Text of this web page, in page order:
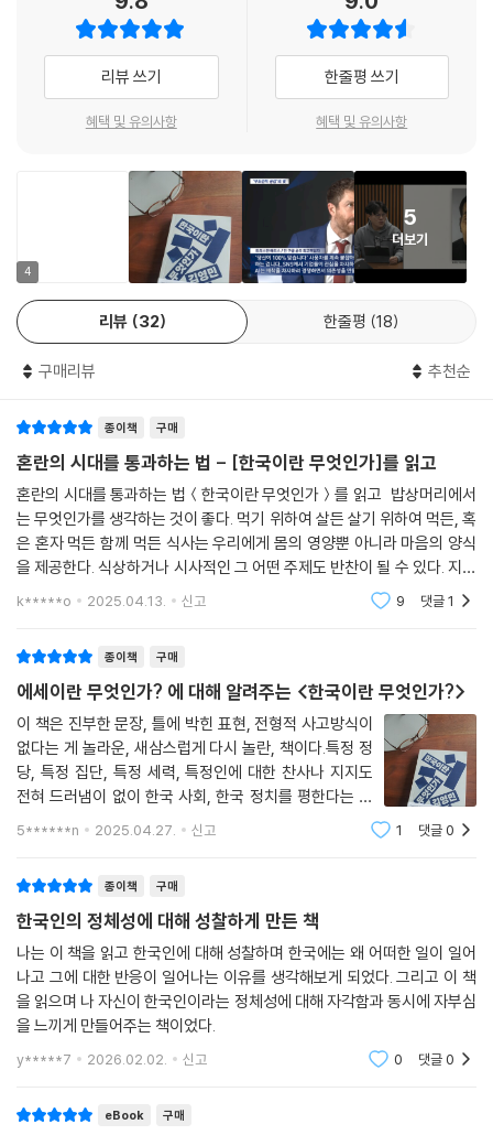
과거, 현재, 미래로 해부한
‘한국’이라는 사유의 대상
『한국이란 무엇인가』는 총 3부로 구성되어 있다. ‘한국의 과거’, ‘한국의 현
재’, ‘한국의 미래’라는 제목을 달고 있지만 단순한 시간 순서의 기술은 아
부 ‘한국의 과거’에서는 우리가 익히 알고 있다고 믿어온 개념들─홍익인
간, 단군신화, 삼국시대, 불교와 유교, 노비제도, 식민 체험 등─을 전혀 다
른 각도에서 재해석한다. 김영민 교수에 따르면 단군신화는 외부 문명에
의해 정복당한 민족의 기억일 수도 있고, 반대로 자존감을 지키기 위해 신
의 권위를 끌어온 정치적 서사일 수도 있다. 한편 ‘삼국시대’라는 개념은 김
부식이라는 고려 시대 엘리트에 의해 제시된 하나의 관점에 불구하며, 실
제로는 수십 개의 소국이 혼재했던 시대였다. 저자는 이를 통해 과거는 단
화한 ‘기억의 서사’임을 일깨운다.
2부 ‘한국의 현재’는 우리가 당연하게 여기고 살아온 현실의 구조적 취약함
을 집요하게 파헤친다. 한국 민주주의의 위기, 정당 정치의 무능과 정체, 언
론의 불신, 교육 제도의 실패, 개혁 담론의 무기력함 등 한국 사회를 이루는
제도적 기반이 얼마나 위태로운지를 진단하는 김영민 교수는 이런 현상들
을 단순한 기능적 결함으로 보지 않는다. 그는 ‘개혁’, ‘민주주의’, ‘정의’라는
말들이 점점 기존 의미를 잃어가고, 낡은 제도 역시 그것을 감당하지 못하
고 있다는 점을 지적한다. 이 무너지는 언어와 제도 사이에서 우리가 어디
3부 ‘한국의 미래’는 단순한 청사진 제시나 희망적 전망 대신, ‘한국이라는
이름으로 상상할 수 있는 세계의 지평’을 넓히는 사유의 실험이다. 진보와
보수가 서로를 규정짓는 방식이 아니라 함께 새로운 질문을 만들어갈 수
있는 가능성은 없는가? 청년과 노인, 도시와 농촌, 중산층과 주변부로 나
뉜 채 대립만 남아버린 상황은 바뀔 수 있는가? 김영민 교수는 말한다. 지
금 우리가 필요로 하는 것은 거창한 이념적 선언이 아니라 일상과 정치를
다시 연결하고, 고통과 공동체를 재해석할 수 있는 감수성을 회복하는 작
것인지, 한국이라는 이름이 앞으로도 유효할 수 있으려면 어떤 조건들이
마련되어야 하는지를 함께 고민하자고 제안한다.
“한국은 성공과 실패가 동시에 존재하는 사회”한국을 이해하는 새로운 언
어를 발견하다
한국에 대한 정체성 탐구와 새로운 인식은 곧바로 오늘의 현실을 진단하는
것으로 이어진다. 『한국이란 무엇인가』의 프롤로그는 2024년 12월, ‘대통
이 사건을 통해 한국 사회의 정치적 기반이 얼마나 취약한지, 우리의 일상
리뷰 쓰기
혜택 및 유의사항
한줄평 쓰기
혜택 및 유의사항
4
5
더보기
리뷰 32 한줄평 18
구매리뷰 추천순
종이책 구매
혼란의 시대를 통과하는 법 - [한국이란 무엇인가]를 읽고
혼란의 시대를 통과하는 법＜한국이란 무엇인가＞를 읽고 밥상머리에서
는 무엇인가를 생각하는 것이 좋다. 먹기 위하여 살든 살기 위하여 먹든, 혹
은 혼자 먹든 함께 먹든 식사는 우리에게 몸의 영양뿐 아니라 마음의 양식
을 제공한다. 식상하거나 시사적인 그 어떤 주제도 반찬이 될 수 있다. 지난
설날, 차례상을 물린 뒤 온 가족이 둘러 앉은 밥상에서 어른들은 진지를 잡
k*****o 2025.04.13. 신고 9 댓글1
종이책 구매
에세이란 무엇인가? 에 대해 알려주는 <한국이란 무엇인가?>
이 책은 진부한 문장, 틀에 박힌 표현, 전형적 사고방식이
없다는 게 놀라운, 새삼스럽게 다시 놀란, 책이다.특정 정
당, 특정 집단, 특정 세력, 특정인에 대한 찬사나 지지도
전혀 드러냄이 없이 한국 사회, 한국 정치를 평한다는 점
이 특이하고 놀랍다. 오히려 한국의 두 거대 정치 진영/세
5******n 2025.04.27. 신고 1 댓글0
종이책 구매
한국인의 정체성에 대해 성찰하게 만든 책
나는 이 책을 읽고 한국인에 대해 성찰하며 한국에는 왜 어떠한 일이 일어
나고 그에 대한 반응이 일어나는 이유를 생각해보게 되었다. 그리고 이 책
을 읽으며 나 자신이 한국인이라는 정체성에 대해 자각함과 동시에 자부심
을 느끼게 만들어주는 책이었다.
y*****7 2026.02.02. 신고 0 댓글0
eBook 구매